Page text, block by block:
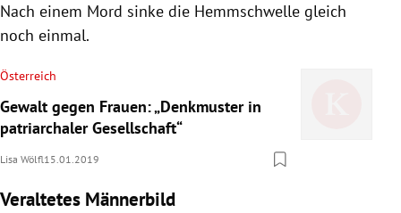
Nach einem Mord sinke die Hemmschwelle gleich
noch einmal.
Österreich
Gewalt gegen Frauen: „Denkmuster in
patriarchaler Gesellschaft“
Lisa Wölfl15.01.2019
Veraltetes Männerbild